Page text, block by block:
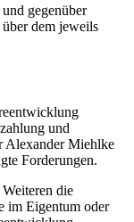
gegenüber
dem jeweils
und
Alexander Miehlke
Forderungen.
die
im Eigentum oder